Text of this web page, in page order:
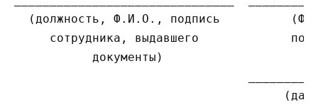
(должность, Ф.И.О., подпись
сотрудника, выдавшего
           документы)